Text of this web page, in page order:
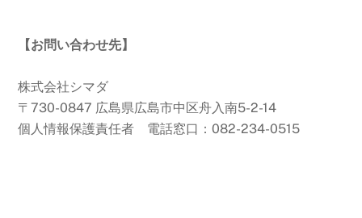
【お問い合わせ先】
株式会社シマダ
〒730-0847 広島県広島市中区舟入南5-2-14
個人情報保護責任者 電話窓口：082-234-0515